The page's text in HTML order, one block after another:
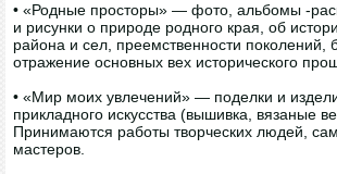
• «Родные просторы» — фото, альбомы -
и рисунки о природе родного края, об
района и сел, преемственности поколений,
отражение основных вех исторического
• «Мир моих увлечений» — поделки и
прикладного искусства (вышивка, вязаные
Принимаются работы творческих людей,
мастеров.